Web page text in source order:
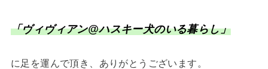
「ヴィヴィアン@ハスキー犬のいる暮らし」
に足を運んで頂き、ありがとうございます。